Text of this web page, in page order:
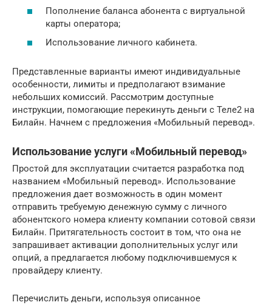
Пополнение баланса абонента с виртуальной
карты оператора;
Использование личного кабинета.
Представленные варианты имеют индивидуальные
особенности, лимиты и предполагают взимание
небольших комиссий. Рассмотрим доступные
инструкции, помогающие перекинуть деньги с Теле2 на
Билайн. Начнем с предложения «Мобильный перевод».
Использование услуги «Мобильный перевод»
Простой для эксплуатации считается разработка под
названием «Мобильный перевод». Использование
предложения дает возможность в один момент
отправить требуемую денежную сумму с личного
абонентского номера клиенту компании сотовой связи
Билайн. Притягательность состоит в том, что она не
запрашивает активации дополнительных услуг или
опций, а предлагается любому подключившемуся к
провайдеру клиенту.
Перечислить деньги, используя описанное